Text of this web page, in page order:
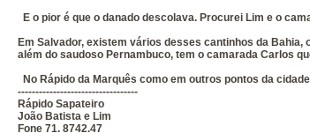
E o pior é que o danado descolava. Procurei Lim e o
Em Salvador, existem vários desses cantinhos da
além do saudoso Pernambuco, tem o camarada Carlos
No Rápido da Marquês como em outros pontos da
----------------------------------
Rápido Sapateiro
João Batista e Lim
Fone 71. 8742.47